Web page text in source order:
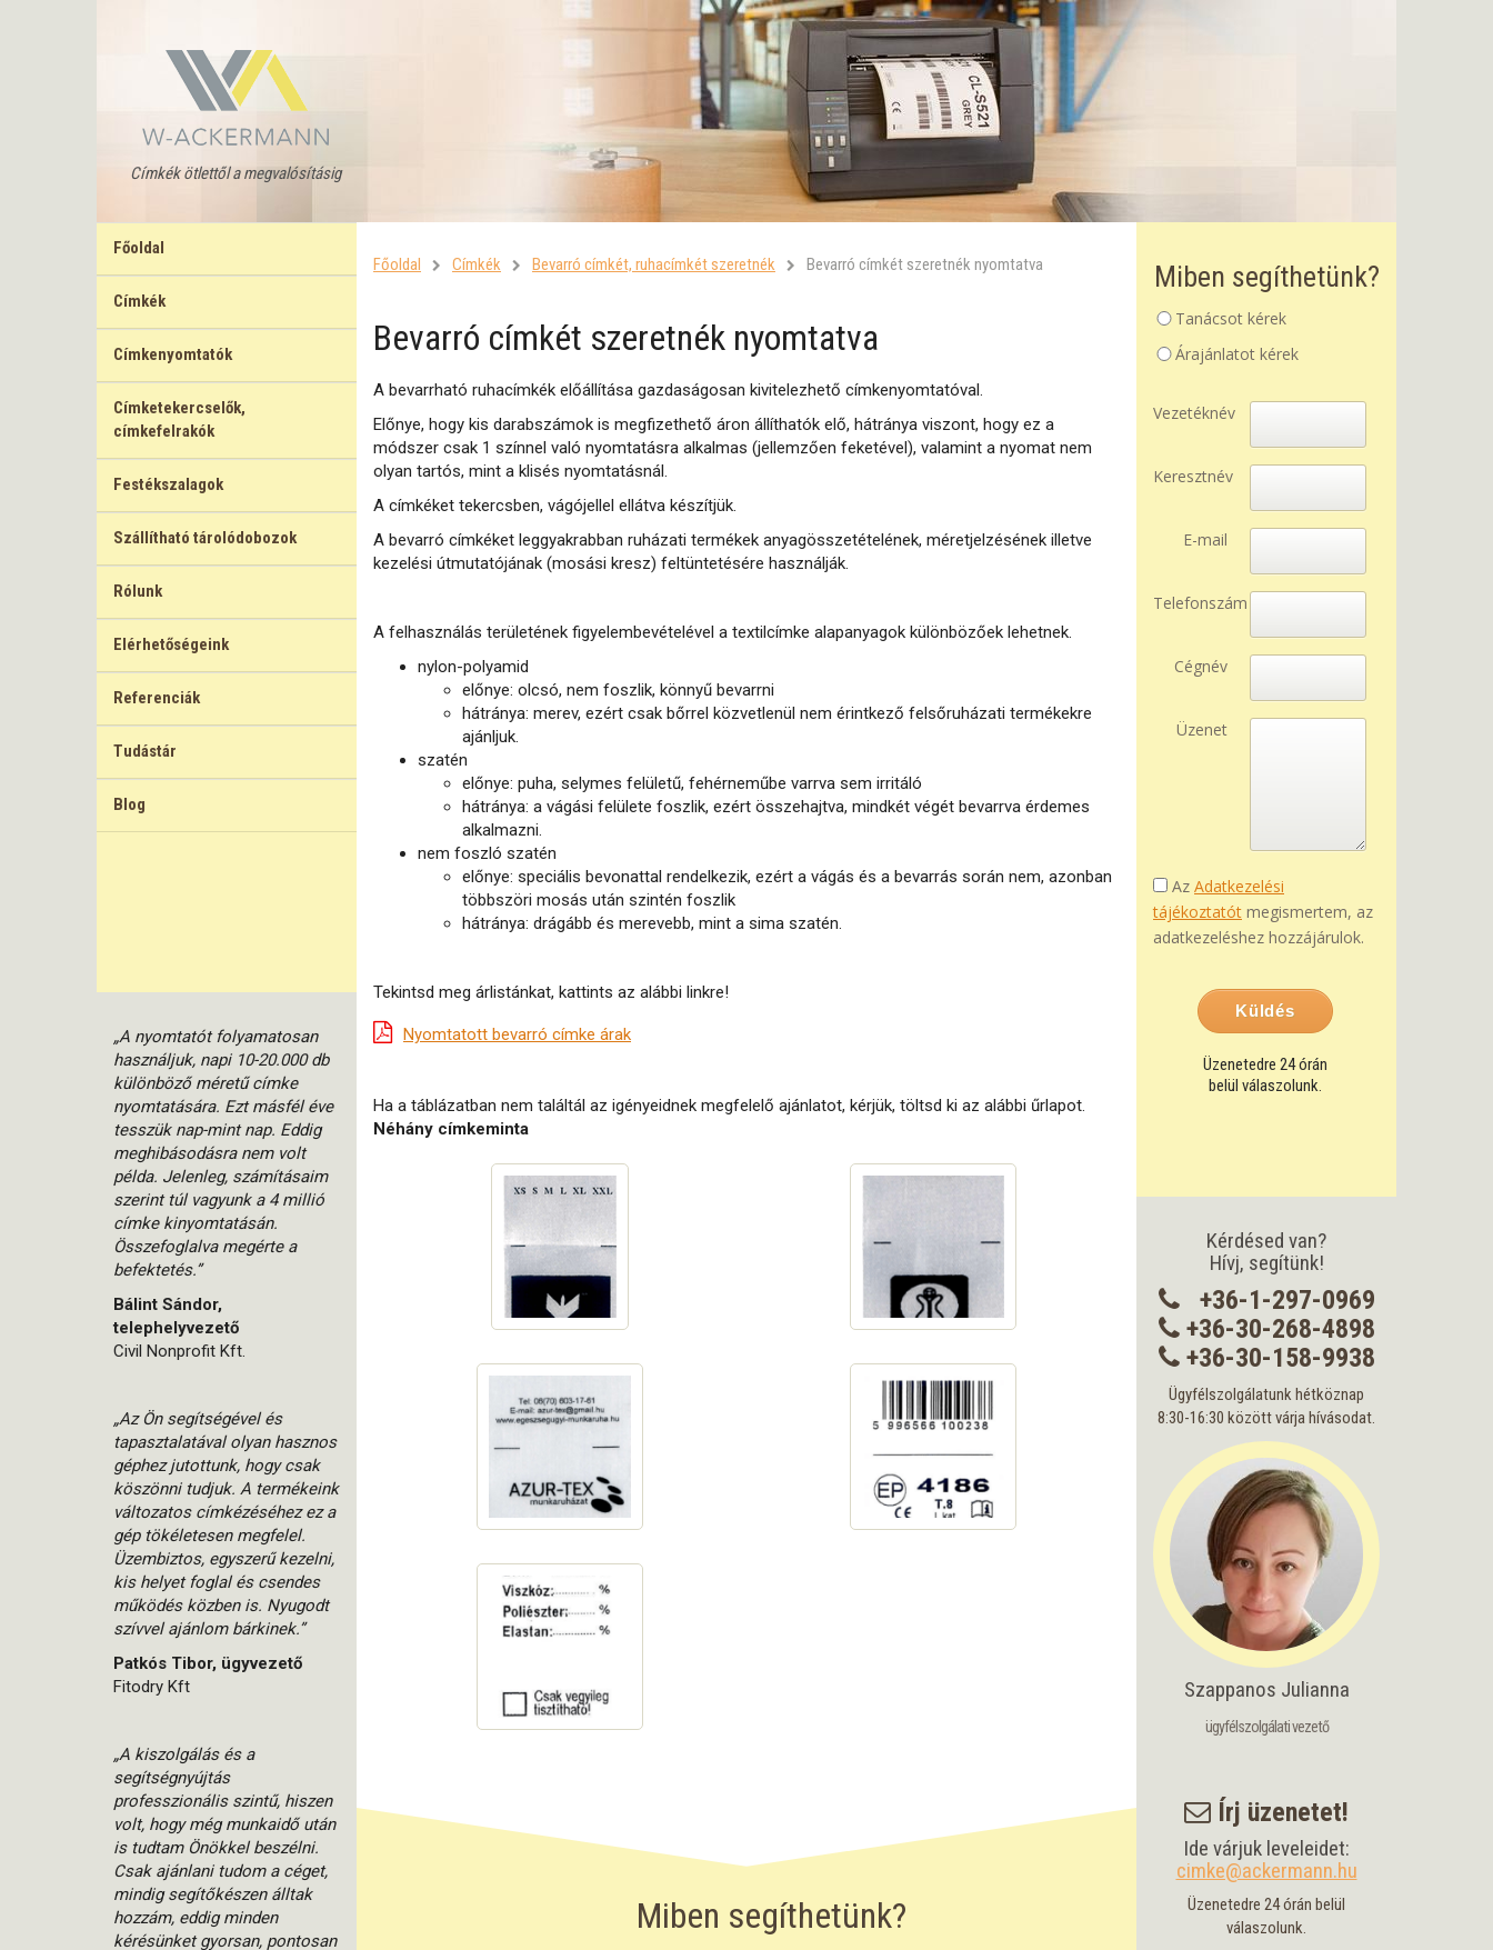
Címkék ötlettől a megvalósításig
Főoldal
Címkék
Címkenyomtatók
Címketekercselők,
címkefelrakók
Festékszalagok
Szállítható tárolódobozok
Rólunk
Elérhetőségeink
Referenciák
Tudástár
Blog
„A nyomtatót folyamatosan
használjuk, napi 10-20.000 db
különböző méretű címke
nyomtatására. Ezt másfél éve
tesszük nap-mint nap. Eddig
meghibásodásra nem volt
példa. Jelenleg, számításaim
szerint túl vagyunk a 4 millió
címke kinyomtatásán.
Összefoglalva megérte a
befektetés.”
Bálint Sándor,
telephelyvezető
Civil Nonprofit Kft.
„Az Ön segítségével és
tapasztalatával olyan hasznos
géphez jutottunk, hogy csak
köszönni tudjuk. A termékeink
változatos címkézéséhez ez a
gép tökéletesen megfelel.
Üzembiztos, egyszerű kezelni,
kis helyet foglal és csendes
működés közben is. Nyugodt
szívvel ajánlom bárkinek.”
Patkós Tibor, ügyvezető
Fitodry Kft
„A kiszolgálás és a
segítségnyújtás
professzionális szintű, hiszen
volt, hogy még munkaidő után
is tudtam Önökkel beszélni.
Csak ajánlani tudom a céget,
mindig segítőkészen álltak
hozzám, eddig minden
kérésünket gyorsan, pontosan
Főoldal Címkék Bevarró címkét, ruhacímkét szeretnék Bevarró címkét szeretnék nyomtatva
Bevarró címkét szeretnék nyomtatva
A bevarrható ruhacímkék előállítása gazdaságosan kivitelezhető címkenyomtatóval.
Előnye, hogy kis darabszámok is megfizethető áron állíthatók elő, hátránya viszont, hogy ez a
módszer csak 1 színnel való nyomtatásra alkalmas (jellemzően feketével), valamint a nyomat nem
olyan tartós, mint a klisés nyomtatásnál.
A címkéket tekercsben, vágójellel ellátva készítjük.
A bevarró címkéket leggyakrabban ruházati termékek anyagösszetételének, méretjelzésének illetve
kezelési útmutatójának (mosási kresz) feltüntetésére használják.
A felhasználás területének figyelembevételével a textilcímke alapanyagok különbözőek lehetnek.
nylon-polyamid
előnye: olcsó, nem foszlik, könnyű bevarrni
hátránya: merev, ezért csak bőrrel közvetlenül nem érintkező felsőruházati termékekre
ajánljuk.
szatén
előnye: puha, selymes felületű, fehérneműbe varrva sem irritáló
hátránya: a vágási felülete foszlik, ezért összehajtva, mindkét végét bevarrva érdemes
alkalmazni.
nem foszló szatén
előnye: speciális bevonattal rendelkezik, ezért a vágás és a bevarrás során nem, azonban
többszöri mosás után szintén foszlik
hátránya: drágább és merevebb, mint a sima szatén.
Tekintsd meg árlistánkat, kattints az alábbi linkre!
Nyomtatott bevarró címke árak
Ha a táblázatban nem találtál az igényeidnek megfelelő ajánlatot, kérjük, töltsd ki az alábbi űrlapot.
Néhány címkeminta
Miben segíthetünk?
Miben segíthetünk?
Tanácsot kérek
Árajánlatot kérek
Vezetéknév
Keresztnév
E-mail
Telefonszám
Cégnév
Üzenet
Az Adatkezelési
tájékoztatót megismertem, az
adatkezeléshez hozzájárulok.
Küldés
Üzenetedre 24 órán
belül válaszolunk.
Kérdésed van?
Hívj, segítünk!
+36-1-297-0969
+36-30-268-4898
+36-30-158-9938
Ügyfélszolgálatunk hétköznap
8:30-16:30 között várja hívásodat.
Szappanos Julianna
ügyfélszolgálati vezető
Írj üzenetet!
Ide várjuk leveleidet:
cimke@ackermann.hu
Üzenetedre 24 órán belül
válaszolunk.